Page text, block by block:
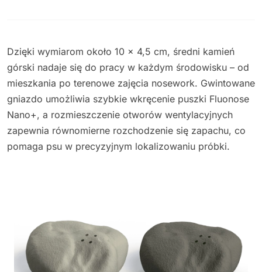
Dzięki wymiarom około 10 × 4,5 cm, średni kamień
górski nadaje się do pracy w każdym środowisku – od
mieszkania po terenowe zajęcia nosework. Gwintowane
gniazdo umożliwia szybkie wkręcenie puszki Fluonose
Nano+, a rozmieszczenie otworów wentylacyjnych
zapewnia równomierne rozchodzenie się zapachu, co
pomaga psu w precyzyjnym lokalizowaniu próbki.